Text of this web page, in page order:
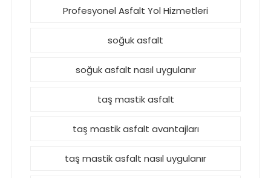
Profesyonel Asfalt Yol Hizmetleri
soğuk asfalt
soğuk asfalt nasıl uygulanır
taş mastik asfalt
taş mastik asfalt avantajları
taş mastik asfalt nasıl uygulanır